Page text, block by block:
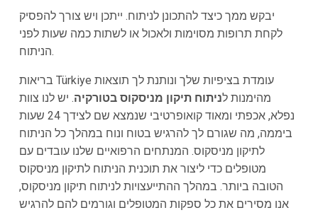
יבקש ממך כיצד להתכונן לניתוח. ייתכן ויש צורך להפסיק
לקחת תרופות מסוימות ולאכול או לשתות כמה שעות לפני
הניתוח.
בריאות Türkiye עומדת בציפיות שלך ונותנת לך תוצאות
מהימנות לניתוח תיקון מניסקוס בטורקיה. יש לנו צוות
נפלא, אכפתי ומאוד קואופרטיבי שנמצא שם לצידך 24 שעות
ביממה, מה שגורם לך להרגיש בטוח ונוח במהלך כל הניתוח
לתיקון מניסקוס. המנתחים הרפואיים שלנו עובדים עם
מטופלים כדי ליצור את תוכנית הניתוח לתיקון מניסקוס
הטובה ביותר. במהלך ההתייעצויות לניתוח תיקון מניסקוס,
אנו מסירים את כל ספקות המטופלים וגורמים להם להרגיש